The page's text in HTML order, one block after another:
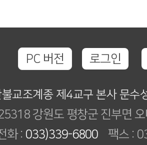
PC 버전 로그인
불교조계종 제4교구 본사 문수
강원도 평창군 진부면
화 : 033)339-6800 팩스 :